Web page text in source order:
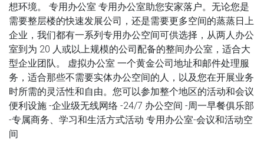
想环境。 专用办公室 专用办公室助您安家落户。无论您是
需要整层楼的快速发展公司，还是需要更多空间的蒸蒸日上
企业，我们都有一系列专用办公空间可供选择，从两人办公
室到为 20 人或以上规模的公司配备的整间办公室，适合大
型企业团队。 虚拟办公室 一个黄金公司地址和邮件处理服
务，适合那些不需要实体办公空间的人，以及您在开展业务
时所需的灵活性和自由。您可以参加整个地区的活动和会议
便利设施 -企业级无线网络 -24/7 办公空间 -周一早餐俱乐部
-专属商务、学习和生活方式活动 专用办公室-会议和活动空
间